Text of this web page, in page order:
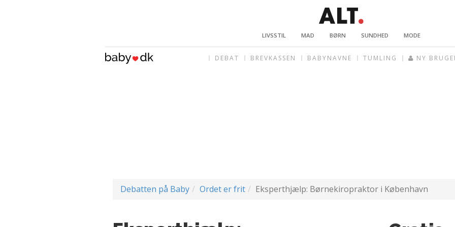
LIVSSTIL MAD BØRN SUNDHED MODE
DEBAT BREVKASSEN BABYNAVNE TUMLING NY
Debatten på Baby Ordet er frit Eksperthjælp: Børnekiropraktor i København